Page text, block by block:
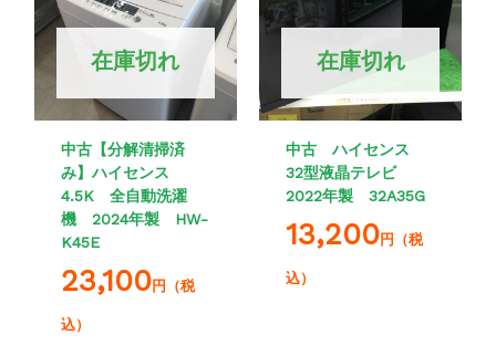
在庫切れ
中古【分解清掃済
み】ハイセンス
4.5K 全自動洗濯
機 2024年製 HW-
K45E
23,100円（税
込）
在庫切れ
中古 ハイセンス
32型液晶テレビ
2022年製 32A35G
13,200円（税
込）